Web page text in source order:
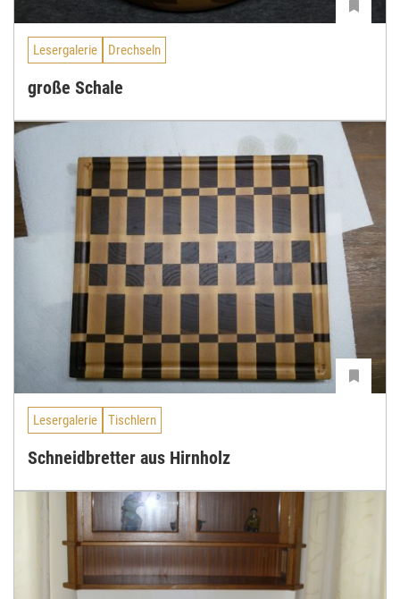
Lesergalerie Drechseln
große Schale
Lesergalerie Tischlern
Schneidbretter aus Hirnholz